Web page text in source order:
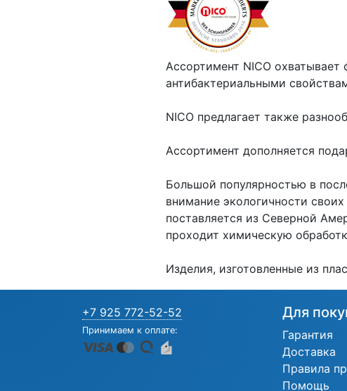
Ассортимент NICO
антибактериальными
NICO предлагает также
Ассортимент дополняется
Большой популярностью в
внимание экологичности
поставляется из Северной
проходит химическую
Изделия, изготовленные из
+7 925 772-52-52
Принимаем к оплате:
Для
Гарантия
Доставка
Правила
Помощь